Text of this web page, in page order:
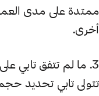
ممتدة على مدى العمر
أخرى.
3. ما لم تتفق تابي
تتولى تابي تحديد